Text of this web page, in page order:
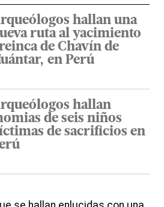
hallan una
ruta al yacimiento
de Chavín de
en Perú
hallan
de seis niños
de sacrificios en